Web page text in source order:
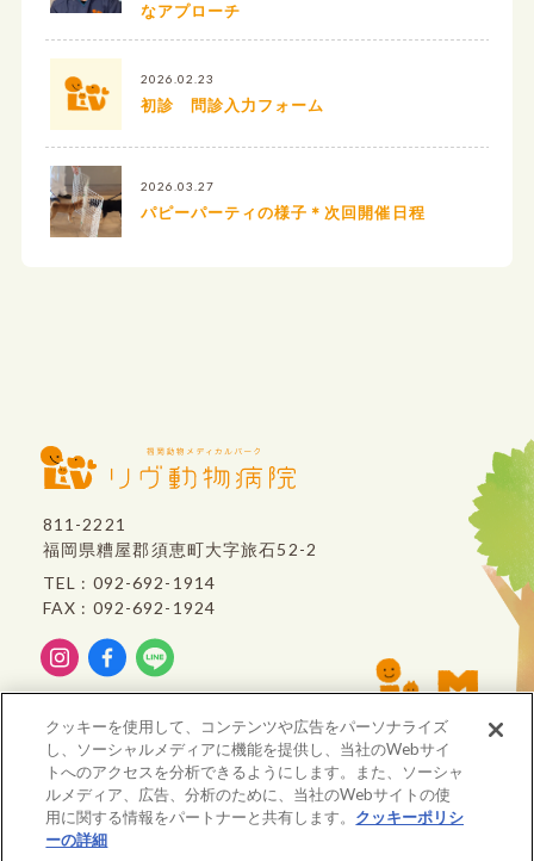
※重要※ 価格改定のお知らせ
なアプローチ
2026.02.23
初診 問診入力フォーム
2026.03.27
パピーパーティの様子＊次回開催日程
811-2221
福岡県糟屋郡須恵町大字旅石52-2
TEL : 092-692-1914
FAX : 092-692-1924
リヴ動物病院は、
VCA Japan
のグループ病院です。
クッキーを使用して、コンテンツや広告をパーソナライズ
し、ソーシャルメディアに機能を提供し、当社のWebサイ
トへのアクセスを分析できるようにします。また、ソーシャ
ルメディア、広告、分析のために、当社のWebサイトの使
用に関する情報をパートナーと共有します。 クッキーポリシ
ーの詳細